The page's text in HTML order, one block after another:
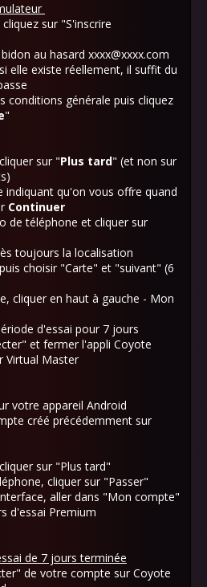
sur "S'inscrire
au hasard xxxx@xxxx.com
elle existe réellement, il suffit du
conditions générale puis cliquez
"
sur "Plus tard" (et non sur
indiquant qu'on vous offre quand
Continuer
de téléphone et cliquer sur
toujours la localisation
choisir "Carte" et "suivant" (6
cliquer en haut à gauche - Mon
d'essai pour 7 jours
et fermer l'appli Coyote
Virtual Master
votre appareil Android
créé précédemment sur
sur "Plus tard"
cliquer sur "Passer"
aller dans "Mon compte"
d'essai Premium
de 7 jours terminée
de votre compte sur Coyote